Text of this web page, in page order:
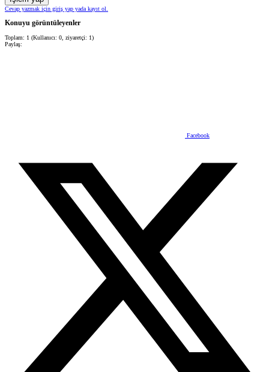
Cevap yazmak için giriş yap yada kayıt ol.
Konuyu görüntüleyenler
Toplam: 1 (Kullanıcı: 0, ziyaretçi: 1)
Paylaş:
Facebook